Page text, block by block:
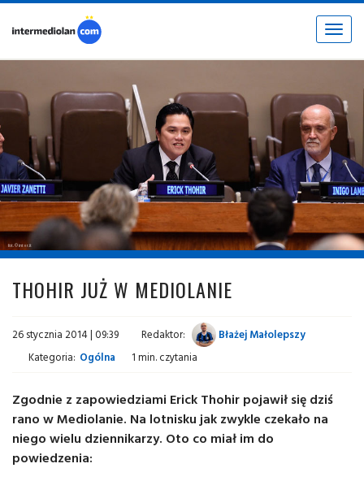
Toggle
fot. © inter.it
THOHIR JUŻ W MEDIOLANIE
26 stycznia 2014 | 09:39 Redaktor:
Błażej Małolepszy
Kategoria: Ogólna 1 min. czytania
Zgodnie z zapowiedziami Erick Thohir pojawił się dziś
rano w Mediolanie. Na lotnisku jak zwykle czekało na
niego wielu dziennikarzy. Oto co miał im do
powiedzenia: